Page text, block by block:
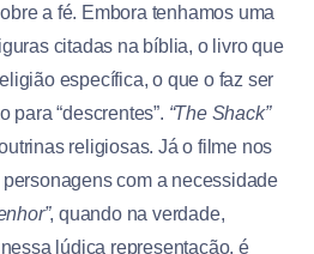
a fé. Embora tenhamos uma
citadas na bíblia, o livro que
específica, o que o faz ser
para “descrentes”. “The Shack”
religiosas. Já o filme nos
com a necessidade
, quando na verdade,
lúdica representação, é